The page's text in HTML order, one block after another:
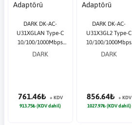
DARK DK-AC-
U31XGLAN Type-C
10/100/1000Mbps
Gigabit Ethernet
DARK
761.46₺
+ KDV
913.75₺ (KDV dahil)
DARK DK-AC-
U31X3GL2 Type-C
10/100/1000Mbps
Gigabit Ethernet
DARK
856.64₺
+ KDV
1027.97₺ (KDV dahil)